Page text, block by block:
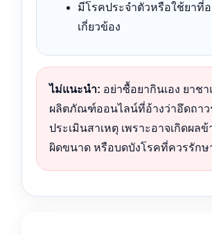
มีโรคประจำตัวหรือใช้ยาที่อ
เกี่ยวข้อง
ไม่แนะนำ: อย่าซื้อยากินเอง ยาชา
ผลิตภัณฑ์ออนไลน์ที่อ้างว่าอึดถาว
ประเมินสาเหตุ เพราะอาจเกิดผลข้
ผิดขนาด หรือบดบังโรคที่ควรรักษ